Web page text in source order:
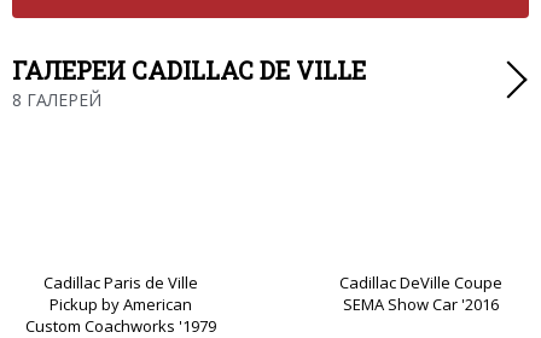
ГАЛЕРЕИ CADILLAC DE VILLE
8 ГАЛЕРЕЙ
Cadillac Paris de Ville
Pickup by American
Custom Coachworks '1979
Cadillac DeVille Coupe
SEMA Show Car '2016